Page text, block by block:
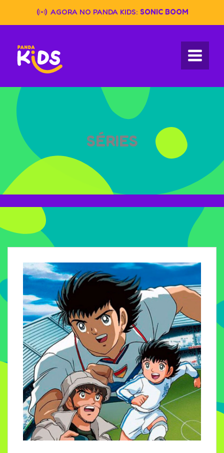
content
AGORA NO PANDA KIDS: SONIC BOOM
SÉRIES